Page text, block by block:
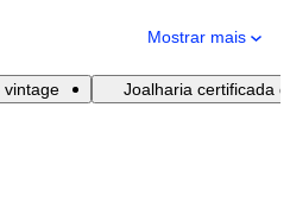
Mostrar mais
vintage Joalharia certificada